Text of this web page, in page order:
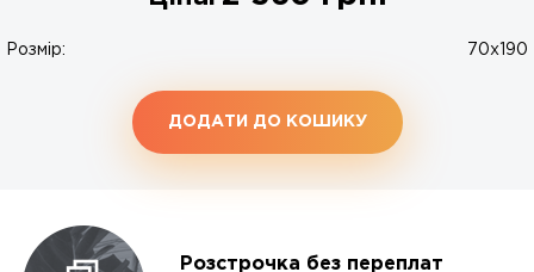
Розмір: 70x190
ДОДАТИ ДО КОШИКУ
Розстрочка без переплат